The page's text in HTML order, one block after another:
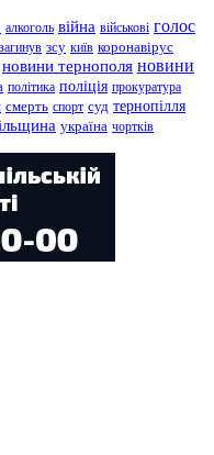
алкоголь війна військові голос
загинув зсу київ коронавірус
новини тернополя новини
політика поліція прокуратура
смерть спорт суд тернопілля
україна чортків